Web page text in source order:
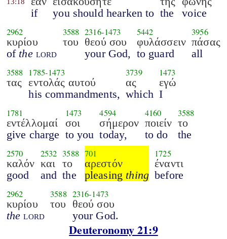
if
you should hearken to the
voice
2962
κυρίου
of the lord
3588
του
2316-1473
θεού σου
your God,
5442
φυλάσσειν
to guard
3956
πάσας
all
3588
τας
1785-1473
εντολάς αυτού
his commandments,
3739
ας
which
1473
εγώ
I
1781
εντέλλομαί
give charge
1473
σοι
to you
4594
σήμερον
today,
4160
ποιείν
to do
3588
το
the
2570
καλόν
good
2532
και
and
3588
το
the
701
αρεστόν
pleasing thing
1725
έναντι
before
2962
κυρίου
the lord
3588
του
2316-1473
θεού σου
your God.
Deuteronomy 21:9